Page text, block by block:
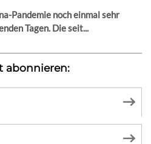
Pandemie noch einmal sehr
Tagen. Die seit...
abonnieren: